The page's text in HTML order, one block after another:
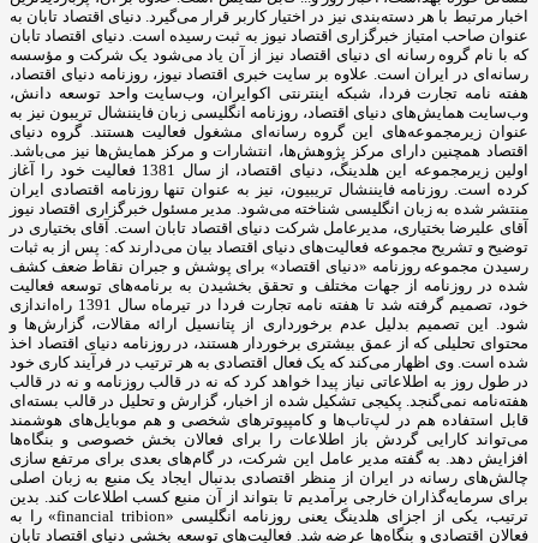
اخبار مرتبط با هر دسته‌بندی نیز در اختیار کاربر قرار می‌گیرد. دنیای اقتصاد تابان به
عنوان صاحب امتیاز خبرگزاری اقتصاد نیوز به ثبت رسیده است. دنیای اقتصاد تابان
که با نام گروه رسانه ای دنیای اقتصاد نیز از آن یاد می‌شود یک شرکت و مؤسسه
رسانه‌ای در ایران است. علاوه بر سایت خبری اقتصاد نیوز، روزنامه دنیای اقتصاد،
هفته ‌نامه تجارت فردا، شبکه اینترنتی اکوایران، وب‌سایت واحد توسعه دانش،
وب‌سایت همایش‌های دنیای اقتصاد، روزنامه انگلیسی ‌زبان فایننشال تریبون نیز به
عنوان زیرمجموعه‌های این گروه رسانه‌ای مشغول فعالیت هستند. گروه دنیای
اقتصاد همچنین دارای مرکز پژوهش‌ها، انتشارات و مرکز همایش‌ها نیز می‌باشد.
اولین زیرمجموعه این هلدینگ، دنیای اقتصاد، از سال 1381 فعالیت خود را آغاز
کرده است. روزنامه فایننشال تریبیون، نیز به عنوان تنها روزنامه اقتصادی ایران
منتشر شده به زبان انگلیسی شناخته می‌شود. مدیر مسئول خبرگزاری اقتصاد نیوز
آقای علیرضا بختیاری، مدیرعامل شرکت دنیای اقتصاد تابان است. آقای بختیاری در
توضیح و تشریح مجموعه فعالیت‌های دنیای اقتصاد بیان می‌دارند که: پس از به ثبات
رسیدن مجموعه روزنامه «دنیای اقتصاد» برای پوشش و جبران نقاط ضعف کشف
شده در روزنامه از جهات مختلف و تحقق بخشیدن به برنامه‌های توسعه فعالیت
خود، تصمیم گرفته شد تا هفته نامه تجارت فردا در تیرماه سال 1391 راه‌اندازی
شود. این تصمیم بدلیل عدم برخورداری از پتانسیل ارائه مقالات، گزارش‌ها و
محتوای تحلیلی که از عمق بیشتری برخوردار هستند، در روزنامه دنیای اقتصاد اخذ
شده است. وی اظهار می‌کند که یک فعال اقتصادی به هر ترتیب در فرآیند کاری خود
در طول روز به اطلاعاتی نیاز پیدا خواهد کرد که نه در قالب روزنامه و نه در قالب
هفته‌نامه نمی‌گنجد. پکیجی تشکیل شده از اخبار، گزارش و تحلیل در قالب بسته‌ای
قابل استفاده هم در لپ‌تاب‌ها و کامپیوترهای شخصی و هم موبایل‌های هوشمند
می‌تواند کارایی گردش باز اطلاعات را برای فعالان بخش خصوصی و بنگاه‌ها
افزایش دهد. به گفته مدیر عامل این شرکت، در گام‌های بعدی برای مرتفع سازی
چالش‌های رسانه در ایران از منظر اقتصادی بدنبال ایجاد یک منبع به زبان اصلی
برای سرمایه‌گذاران خارجی برآمدیم تا بتواند از آن منبع کسب اطلاعات کند. بدین
ترتیب، یکی از اجزای هلدینگ یعنی روزنامه انگلیسی «financial tribion» را به
فعالان اقتصادی و بنگاه‌ها عرضه شد. فعالیت‌های توسعه بخشی دنیای اقتصاد تابان